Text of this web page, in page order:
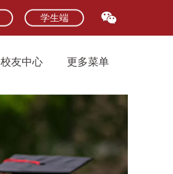
学生端
校友中心 更多菜单